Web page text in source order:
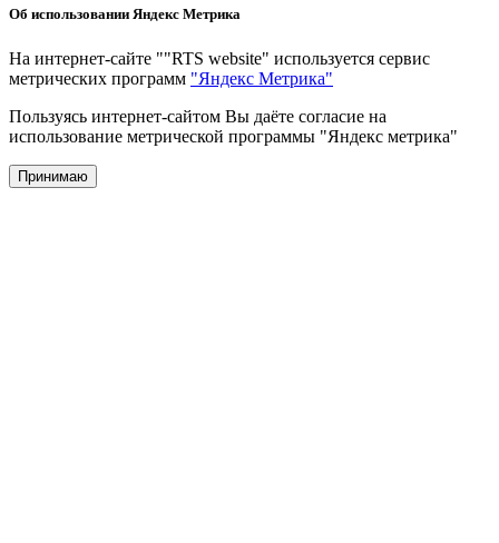
Об использовании Яндекс Метрика
На интернет-сайте ""RTS website" используется сервис
метрических программ "Яндекс Метрика"
Пользуясь интернет-сайтом Вы даёте согласие на
использование метрической программы "Яндекс метрика"
Принимаю